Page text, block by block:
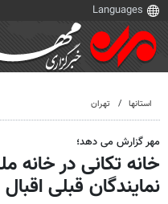
استانها تهران
مهر گزارش می دهد؛
خانه تکانی در خانه
نمایندگان قبلی